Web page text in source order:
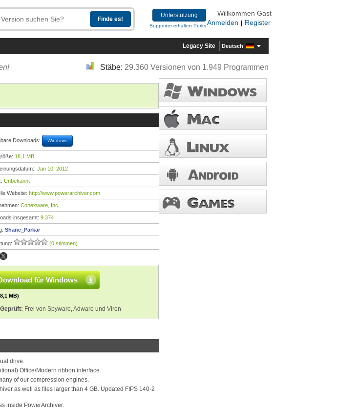
Unterstützung
Supporter erhalten Perks
Willkommen Gast
Anmelden
Register
Legacy Site Deutsch
Stäbe: 29.360 Versionen von 1.949 Programmen
Downloads: Windows
18,1 MB
Jan 10, 2012
Unbekannt
Website: http://www.powerarchiver.com
Conexware, Inc.
insgesamt: 9.374
Shane_Parkar
(0 stimmen)
für Windows
MB)
Geprüft: Frei von Spyware, Adware und Viren
drive.
Office/Modern ribbon interface.
of our compression engines.
as well as files larger than 4 GB. Updated FIPS 140-2
inside PowerArchiver.